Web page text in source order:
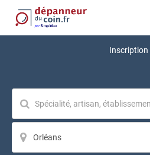
Inscription